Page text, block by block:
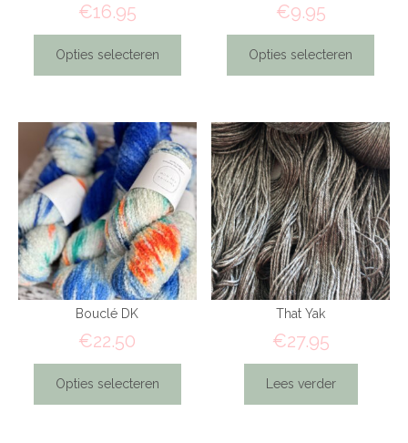
€16.95
Opties selecteren
€9.95
Opties selecteren
Bouclé DK
€22.50
Opties selecteren
That Yak
€27.95
Lees verder